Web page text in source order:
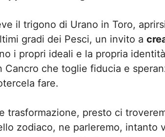
il trigono di Urano in Toro,
gradi dei Pesci, un invito a
i propri ideali e la propria
Cancro che toglie fiducia e
fare.
trasformazione, presto ci
zodiaco, ne parleremo, intanto